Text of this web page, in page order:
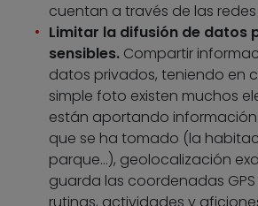
cuentan a través de las
Limitar la difusión de datos
sensibles. Compartir
datos privados, teniendo en
simple foto existen muchos
están aportando
que se ha tomado (la
parque…), geolocalización
guarda las coordenadas